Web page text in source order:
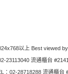
以上 Best viewed
23113040 流通櫃台
：02-28718288 流通櫃台